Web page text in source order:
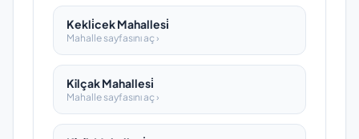
Kekli̇cek Mahallesi̇
Mahalle sayfasını aç ›
Kilçak Mahallesi̇
Mahalle sayfasını aç ›